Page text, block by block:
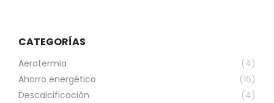
CATEGORÍAS
Aerotermia
(4)
Ahorro energético
(16)
Descalcificación
(4)